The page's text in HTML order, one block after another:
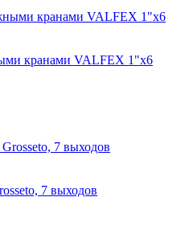
кранами VALFEX 1"х6
7 выходов